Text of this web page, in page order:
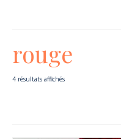
rouge
4 résultats affichés